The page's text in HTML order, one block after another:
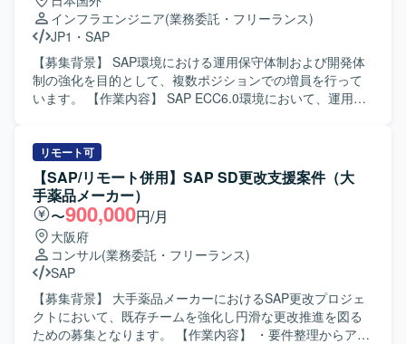
よるプログラム改修および関連ドキュメントの作成を行っ
ていただきます。
計および生産管理に関する業務フロー理解をもとに、関連
トランザクションの確認や業務部門との認識合わせなども
行っていただきます。 【求める人物像】 自身のタスクに責
任感を持ち、主体的に業務を遂行できる方を求めていま
す。関係者とのコミュニケーションを円滑に行いながら、
課題に対して前向きに取り組んでいただける方を歓迎いた
おけるCOおよびPP領域の知見を深めることができます。標
準機能とアドオン機能の両面から要件整理や設計・検証に
携わることで、上流工程から一連のプロセスを経験できる
点が魅力です。 【開発環境】 SAP S/4HANA環境上でのCO
およびPPモジュール、ABAPによるアドオン開発・デバッグ
を行う構成となっています。
インフラエンジニア(業務委託・フリーランス)
JP1 ・ SAP
【募集背景】 SAP環境における運用保守体制および開発体
制の強化を目的として、複数ポジションでの増員を行って
います。 【作業内容】 SAP ECC6.0環境において、運用保
査・原因分析・改修対応、ならびにカスタマイズ・追加開
発を行います。また、JP1を用いたジョブの操作やジョブネ
ットの設定・変更・改修も実施していただきます。 あわせ
て、マスタ登録や移送作業などのSAP定型運用作業、要員
アサインやリリース手続き、月次書類作成などのPMO的な
定型運用作業もご担当いただきます。 【求める人物像】 担
当領域において自走して調査・障害対応ができる方を求め
ています。複数のチームや関係者と連携しながら業務を進
められるコミュニケーション力をお持ちで、手順に沿った
定型業務と、状況に応じた柔軟な対応の双方に取り組んで
いただける方が望ましいです。 【ポジションの魅力】 SAP
リモート可
【SAP/リモート併用】SAP SD更改支援案件（大
手薬品メーカー）
〜900,000円/月
大阪府
コンサル(業務委託・フリーランス)
SAP
【募集背景】 大手薬品メーカーにおけるSAP更改プロジェ
クトにおいて、既存チームを強化し円滑な更改推進を図る
ための募集となります。 【作業内容】 ・要件整理からアー